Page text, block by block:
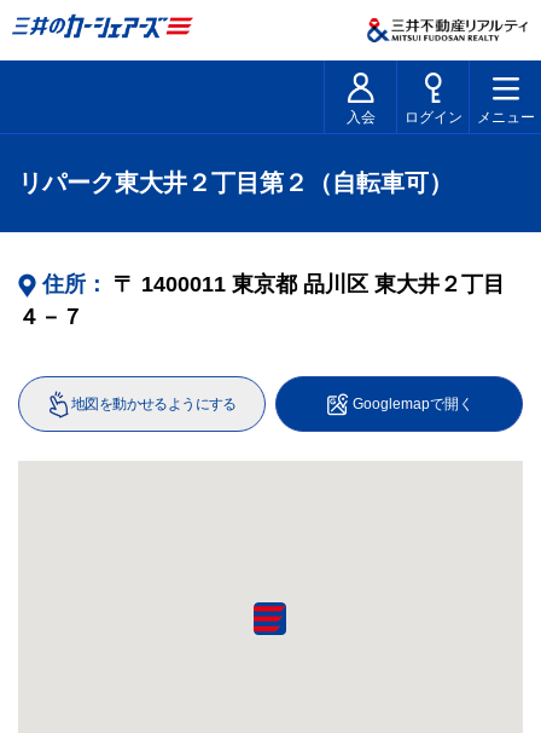
入会 ログイン メニュー
リパーク東大井２丁目第２（自転車可）
住所： 〒 1400011 東京都 品川区 東大井２丁目
４－７
地図を動かせるようにする Googlemapで開く